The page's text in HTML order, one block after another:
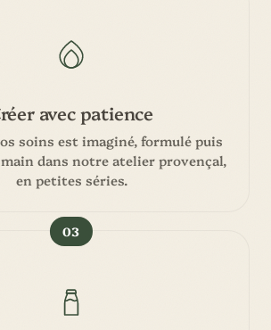
avec patience
soins est imaginé, formulé puis
dans notre atelier provençal,
en petites séries.
03